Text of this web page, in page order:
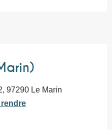
97290 Le Marin
rendre